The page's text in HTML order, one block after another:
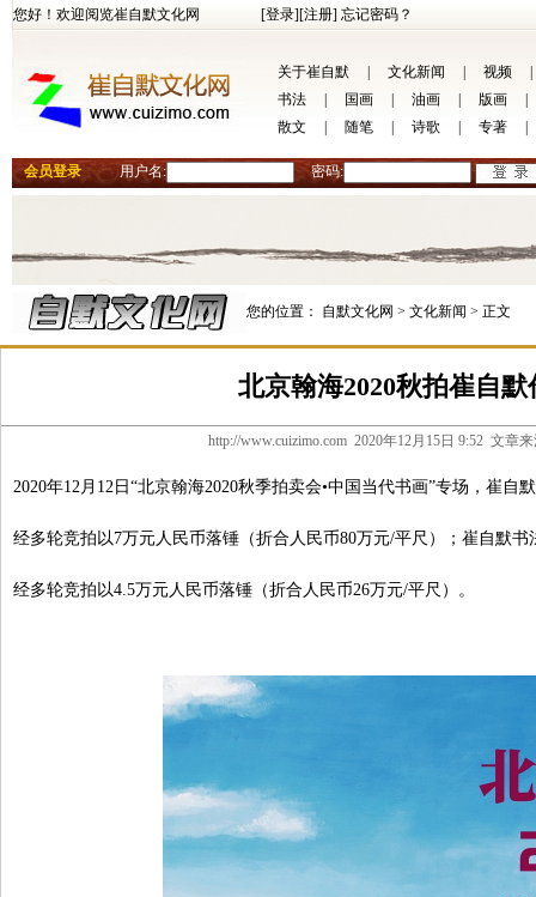
您好！欢迎阅览崔自默文化网 [登录][注册] 忘记密码？
关于崔自默 文化新闻 视频
书法
国画 油画 版画
散文
随笔 诗歌 专著
会员登录 用户名: 密码:
您的位置： 自默文化网 > 文化新闻 > 正文
北京翰海2020秋拍崔自
http://www.cuizimo.com 2020年12月15日 9:52 文章
2020年12月12日“北京翰海2020秋季拍卖会•中国当代书画”专场，崔自
经多轮竞拍以7万元人民币落锤（折合人民币80万元/平尺）；崔自默
经多轮竞拍以4.5万元人民币落锤（折合人民币26万元/平尺）。